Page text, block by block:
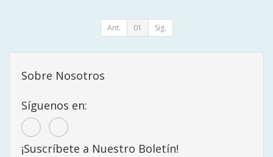
Ant. 01 Sig.
Sobre Nosotros
Síguenos en:
¡Suscríbete a Nuestro Boletín!